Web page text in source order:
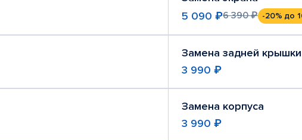
5 090 ₽6 390 ₽ -20% до
Замена задней крышки
3 990 ₽
Замена корпуса
3 990 ₽